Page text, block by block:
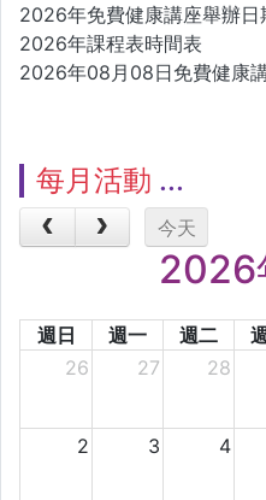
2026年免費健康講座舉辦日
2026年課程表時間表
2026年08月08日免費健康
每月活動
今天
2026
週日 週一 週二
26
27 28
2 3 4